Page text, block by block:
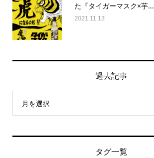
た『タイガーマスク×芋...
2021.11.13
過去記事
月を選択
タグ一覧